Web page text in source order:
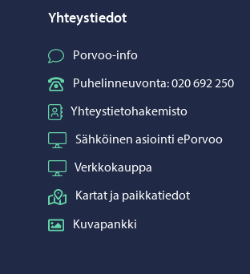
Yhteystiedot
Porvoo-info
Puhelinneuvonta: 020 692 250
Yhteystietohakemisto
Sähköinen asiointi ePorvoo
Verkkokauppa
Kartat ja paikkatiedot
Kuvapankki